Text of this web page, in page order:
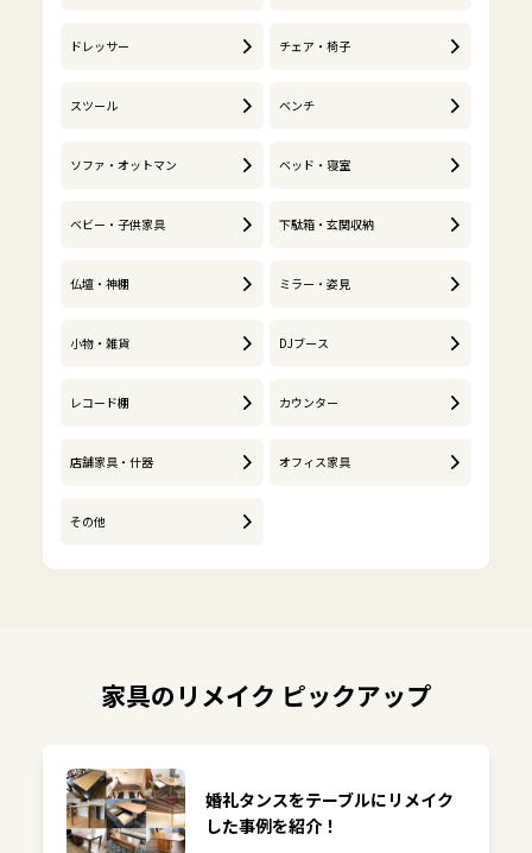
ドレッサー チェア・椅子
スツール ベンチ
ソファ・オットマン ベッド・寝室
ベビー・子供家具 下駄箱・玄関収納
仏壇・神棚 ミラー・姿見
小物・雑貨 DJブース
レコード棚 カウンター
店舗家具・什器 オフィス家具
その他
家具のリメイク ピックアップ
婚礼タンスをテーブルにリメイク
した事例を紹介！